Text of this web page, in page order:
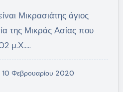
της Μικράς Ασίας που
μ.Χ..…
10 Φεβρουαρίου 2020